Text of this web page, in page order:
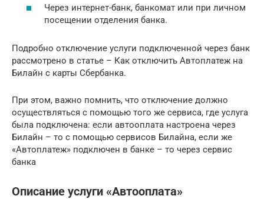
Через интернет-банк, банкомат или при личном
посещении отделения банка.
Подробно отключение услуги подключенной через банк
рассмотрено в статье – Как отключить Автоплатеж на
Билайн с карты Сбербанка.
При этом, важно помнить, что отключение должно
осуществляться с помощью того же сервиса, где услуга
была подключена: если автооплата настроена через
Билайн – то с помощью сервисов Билайна, если же
«Автоплатеж» подключен в банке – то через сервис
банка
Описание услуги «Автооплата»